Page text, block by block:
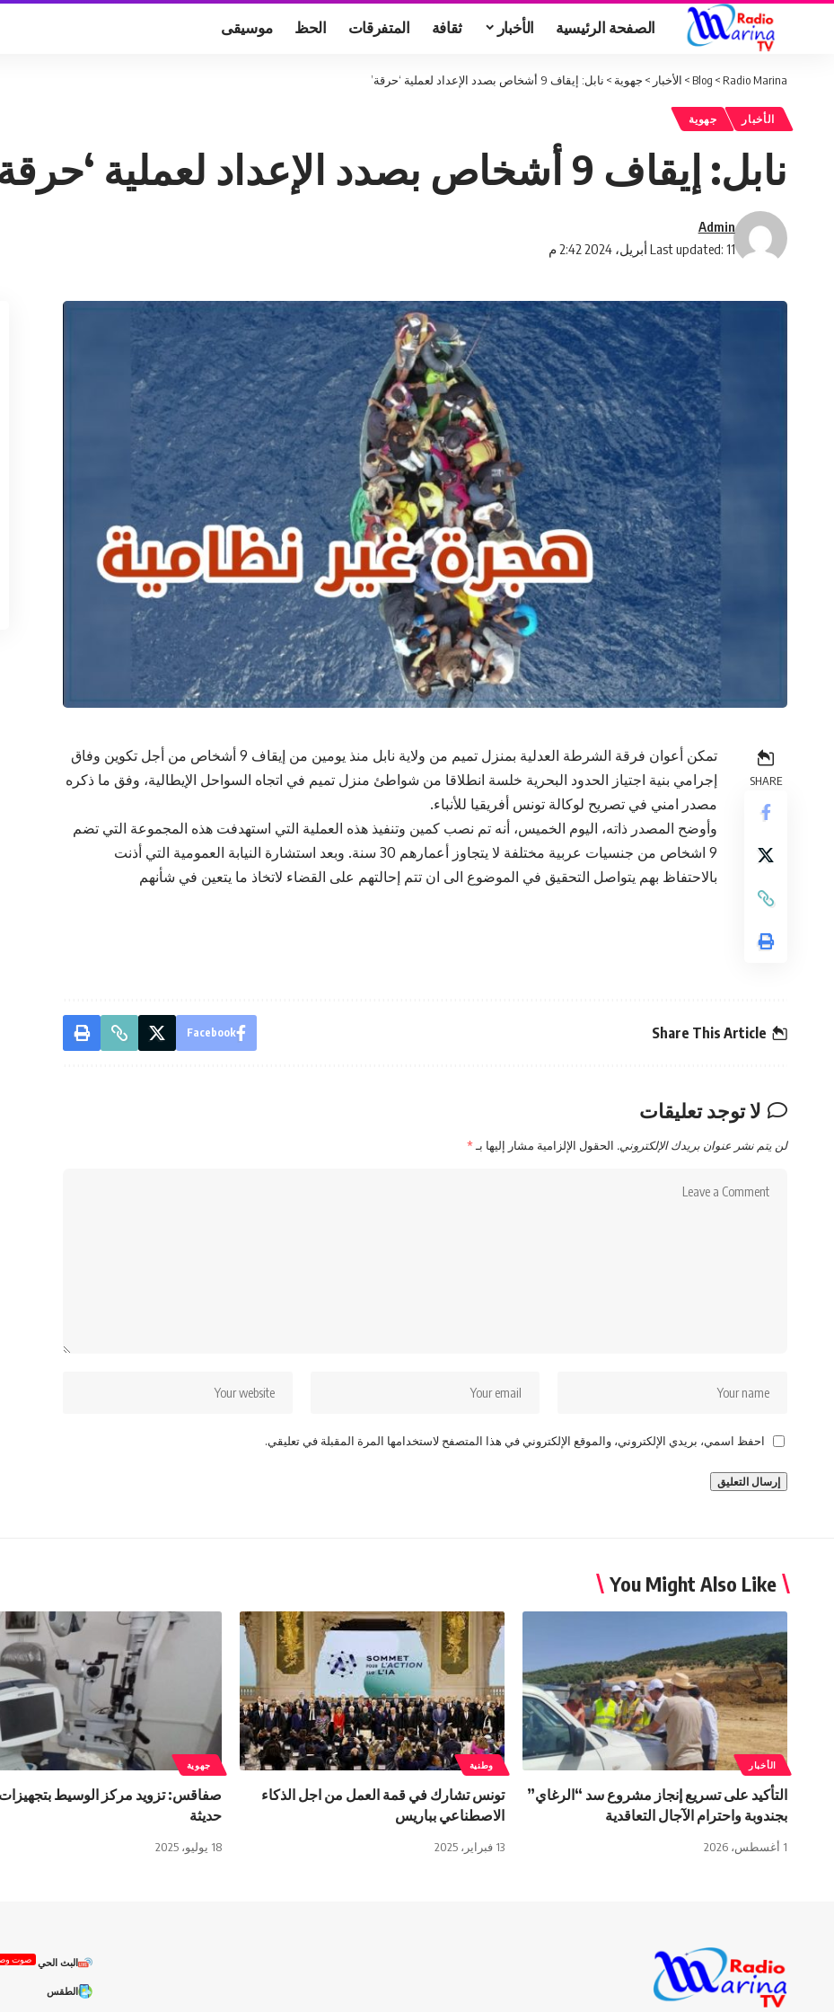
الصفحة الرئيسية الأخبار ثقافة المتفرقات الحظ موسيقى
Radio Marina
>
Blog
> الأخبار > جهوية > نابل: إيقاف 9 أشخاص بصدد الإعداد لعملية ‘حرقة’
الأخبار جهوية
نابل: إيقاف 9 أشخاص بصدد الإعداد لعملية ‘حرقة’
Last updated: 11 أبريل، 2024 2:42 م
Admin
SHARE
تمكن أعوان فرقة الشرطة العدلية بمنزل تميم من ولاية نابل منذ يومين من إيقاف 9 أشخاص من أجل تكوين وفاق
إجرامي بنية اجتياز الحدود البحرية خلسة انطلاقا من شواطئ منزل تميم في اتجاه السواحل الإيطالية، وفق ما ذكره
مصدر امني في تصريح لوكالة تونس أفريقيا للأنباء.
وأوضح المصدر ذاته، اليوم الخميس، أنه تم نصب كمين وتنفيذ هذه العملية التي استهدفت هذه المجموعة التي تضم
9 اشخاص من جنسيات عربية مختلفة لا يتجاوز أعمارهم 30 سنة. وبعد استشارة النيابة العمومية التي أذنت
بالاحتفاظ بهم يتواصل التحقيق في الموضوع الى ان تتم إحالتهم على القضاء لاتخاذ ما يتعين في شأنهم
Share This Article
Facebook
لا توجد تعليقات
لن يتم نشر عنوان بريدك الإلكتروني. الحقول الإلزامية مشار إليها بـ*
احفظ اسمي، بريدي الإلكتروني، والموقع الإلكتروني في هذا المتصفح لاستخدامها المرة المقبلة في تعليقي.
You Might Also Like
الأخبار
التأكيد على تسريع إنجاز مشروع سد “الرغاي”
بجندوبة واحترام الآجال التعاقدية
1 أغسطس، 2026
وطنية
تونس تشارك في قمة العمل من اجل الذكاء
الاصطناعي بباريس
13 فبراير، 2025
جهوية
صفاقس: تزويد مركز الوسيط
حديثة
18 يوليو، 2025
البث الحي صوت
الطقس